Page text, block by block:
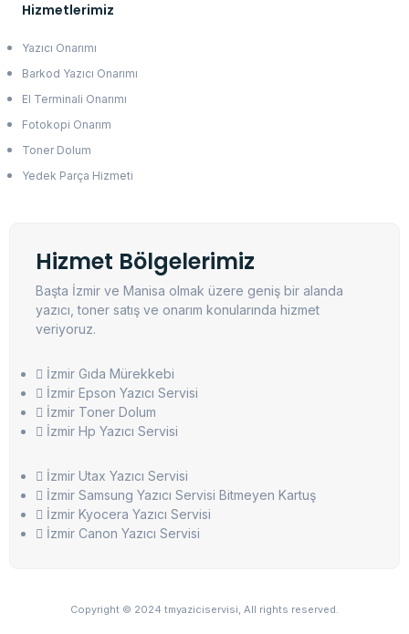
Hizmetlerimiz
Yazıcı Onarımı
Barkod Yazıcı Onarımı
El Terminali Onarımı
Fotokopi Onarım
Toner Dolum
Yedek Parça Hizmeti
Hizmet Bölgelerimiz
Başta İzmir ve Manisa olmak üzere geniş bir alanda
yazıcı, toner satış ve onarım konularında hizmet
veriyoruz.
İzmir Gıda Mürekkebi
İzmir Epson Yazıcı Servisi
İzmir Toner Dolum
İzmir Hp Yazıcı Servisi
İzmir Utax Yazıcı Servisi
İzmir Samsung Yazıcı Servisi Bitmeyen Kartuş
İzmir Kyocera Yazıcı Servisi
İzmir Canon Yazıcı Servisi
Copyright © 2024 tmyaziciservisi, All rights reserved.